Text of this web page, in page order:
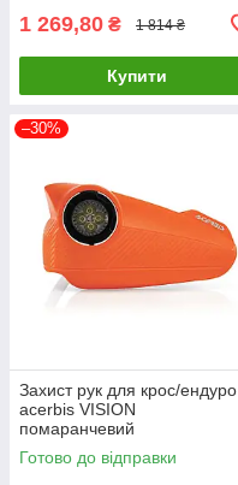
1 269,80 ₴ 1 814 ₴
Купити
–30%
Захист рук для крос/ендуро
acerbis VISION
помаранчевий
Готово до відправки